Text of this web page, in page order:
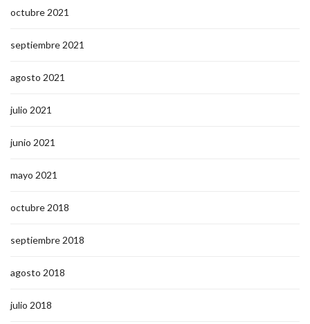
octubre 2021
septiembre 2021
agosto 2021
julio 2021
junio 2021
mayo 2021
octubre 2018
septiembre 2018
agosto 2018
julio 2018